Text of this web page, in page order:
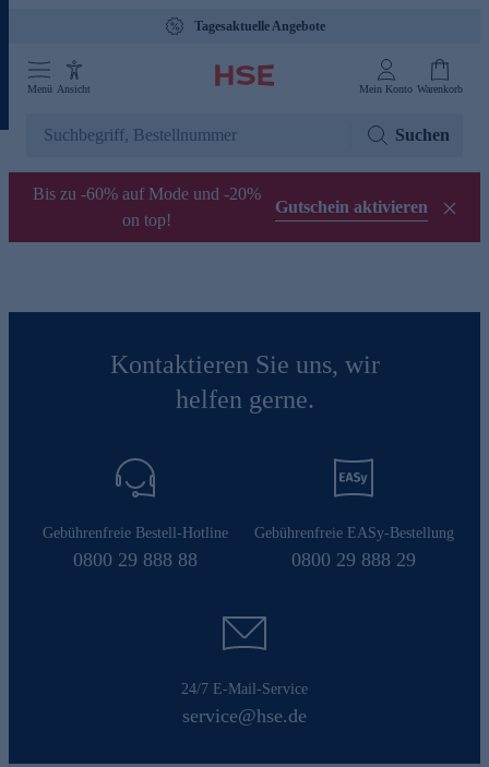
Tagesaktuelle Angebote
Menü Ansicht Mein Konto Warenkorb
Suchen
Bis zu -60% auf Mode und -20%
on top!
Gutschein aktivieren
Kontaktieren Sie uns, wir
helfen gerne.
Gebührenfreie Bestell-Hotline
0800 29 888 88
Gebührenfreie EASy-Bestellung
0800 29 888 29
24/7 E-Mail-Service
service@hse.de